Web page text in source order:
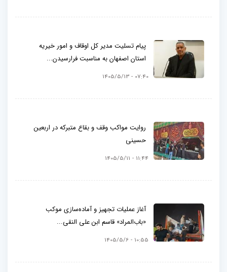
پیام تسلیت مدیر کل اوقاف و امور خیریه
استان اصفهان به مناسبت فرارسیدن...
07:40 - 1405/5/13
روایت مواکب وقف و بقاع متبرکه در اربعین
حسینی
11:44 - 1405/5/11
آغاز عملیات تجهیز و آماده‌سازی موکب
«باب‌المراد» قاسم ابن علی النقی...
10:55 - 1405/5/6